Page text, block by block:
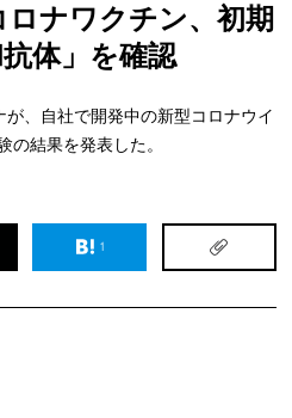
ナワクチン、初期
体」を確認
、自社で開発中の新型コロナウイ
の結果を発表した。
1